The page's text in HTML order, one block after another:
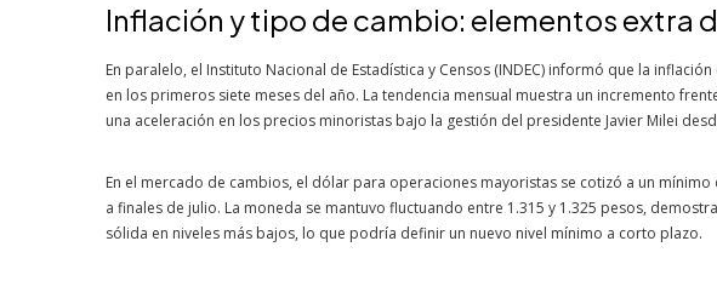
Inflación y tipo de cambio: elementos extra
En paralelo, el Instituto Nacional de Estadística y Censos (INDEC) informó que la
en los primeros siete meses del año. La tendencia mensual muestra un incremento
una aceleración en los precios minoristas bajo la gestión del presidente Javier Milei
En el mercado de cambios, el dólar para operaciones mayoristas se cotizó a un
a finales de julio. La moneda se mantuvo fluctuando entre 1.315 y 1.325 pesos,
sólida en niveles más bajos, lo que podría definir un nuevo nivel mínimo a corto plazo.